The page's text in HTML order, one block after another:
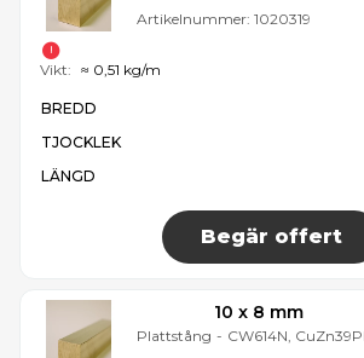
Artikelnummer: 1020319
BREDD
TJOCKLEK
LÄNGD
Begär offert
Vikt: ≈ 0,51 kg/m
10 x 8 mm
Plattstång - CW614N,